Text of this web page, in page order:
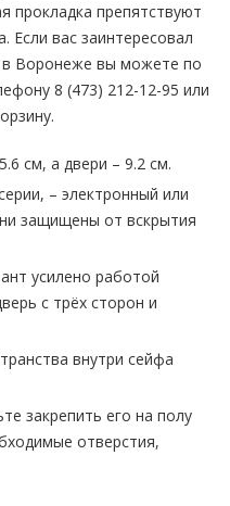
прокладка препятствуют
Если вас заинтересовал
в Воронеже вы можете по
8 (473) 212-12-95 или
см, а двери – 9.2 см.
– электронный или
защищены от вскрытия
усилено работой
с трёх сторон и
внутри сейфа
закрепить его на полу
отверстия,